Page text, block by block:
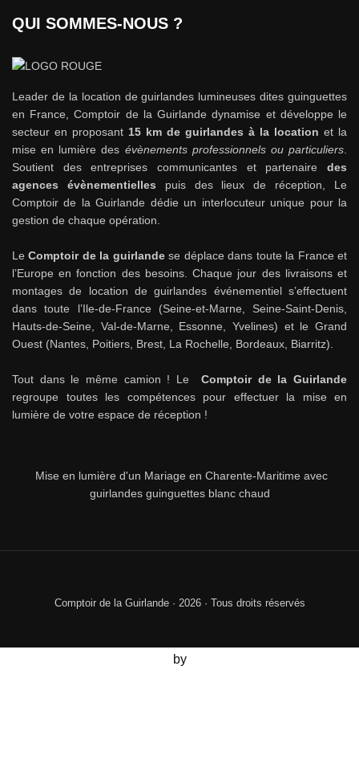
QUI SOMMES-NOUS ?
Leader de la location de guirlandes lumineuses dites guinguettes
en France, Comptoir de la Guirlande dynamise et développe le
secteur en proposant 15 km de guirlandes à la location et la
mise en lumière des évènements professionnels ou particuliers
Soutient des entreprises communicantes et partenaire des
agences évènementielles puis des lieux de réception, Le
Comptoir de la Guirlande dédie un interlocuteur unique pour la
gestion de chaque opération.
LeComptoir de la guirlandese déplace dans toute la France et
l’Europe en fonction des besoins. Chaque jour des livraisons et
montages de location de guirlandes événementiel s’effectuent
dans toute l’Ile-de-France (Seine-et-Marne, Seine-Saint-Denis,
Hauts-de-Seine, Val-de-Marne, Essonne, Yvelines) et le Grand
Ouest (Nantes, Poitiers, Brest, La Rochelle, Bordeaux, Biarritz).
Tout dans le même camion ! Le
Comptoir de la Guirlande
regroupe toutes les compétences pour effectuer la mise en
lumière de votre espace de réception !
Mise en lumière d'un Mariage en Charente-Maritime avec
guirlandes guinguettes blanc chaud
by